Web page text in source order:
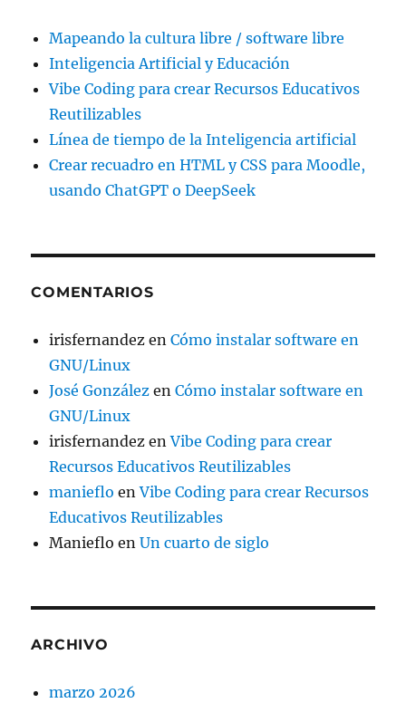
Mapeando la cultura libre / software libre
Inteligencia Artificial y Educación
Vibe Coding para crear Recursos Educativos
Reutilizables
Línea de tiempo de la Inteligencia artificial
Crear recuadro en HTML y CSS para Moodle,
usando ChatGPT o DeepSeek
COMENTARIOS
irisfernandez enCómo instalar software en
GNU/Linux
José González enCómo instalar software en
GNU/Linux
irisfernandez enVibe Coding para crear
Recursos Educativos Reutilizables
manieflo enVibe Coding para crear Recursos
Educativos Reutilizables
Manieflo enUn cuarto de siglo
ARCHIVO
marzo 2026